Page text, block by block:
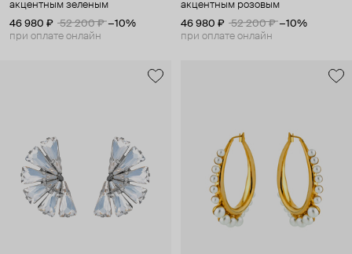
акцентным зеленым
46 980 ₽
52 200 ₽ −10%
при оплате онлайн
акцентным розовым
46 980 ₽
52 200 ₽ −10%
при оплате онлайн